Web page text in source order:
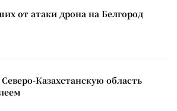
от атаки дрона на Белгород
Казахстанскую область